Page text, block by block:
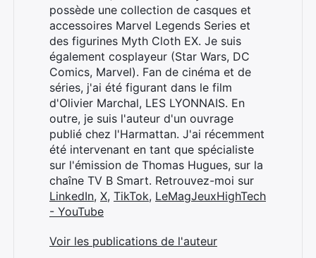
possède une collection de casques et
accessoires Marvel Legends Series et
des figurines Myth Cloth EX. Je suis
également cosplayeur (Star Wars, DC
Comics, Marvel). Fan de cinéma et de
séries, j'ai été figurant dans le film
d'Olivier Marchal, LES LYONNAIS. En
outre, je suis l'auteur d'un ouvrage
publié chez l'Harmattan. J'ai récemment
été intervenant en tant que spécialiste
sur l'émission de Thomas Hugues, sur la
chaîne TV B Smart. Retrouvez-moi sur
LinkedIn, X, TikTok, LeMagJeuxHighTech
- YouTube
Voir les publications de l'auteur